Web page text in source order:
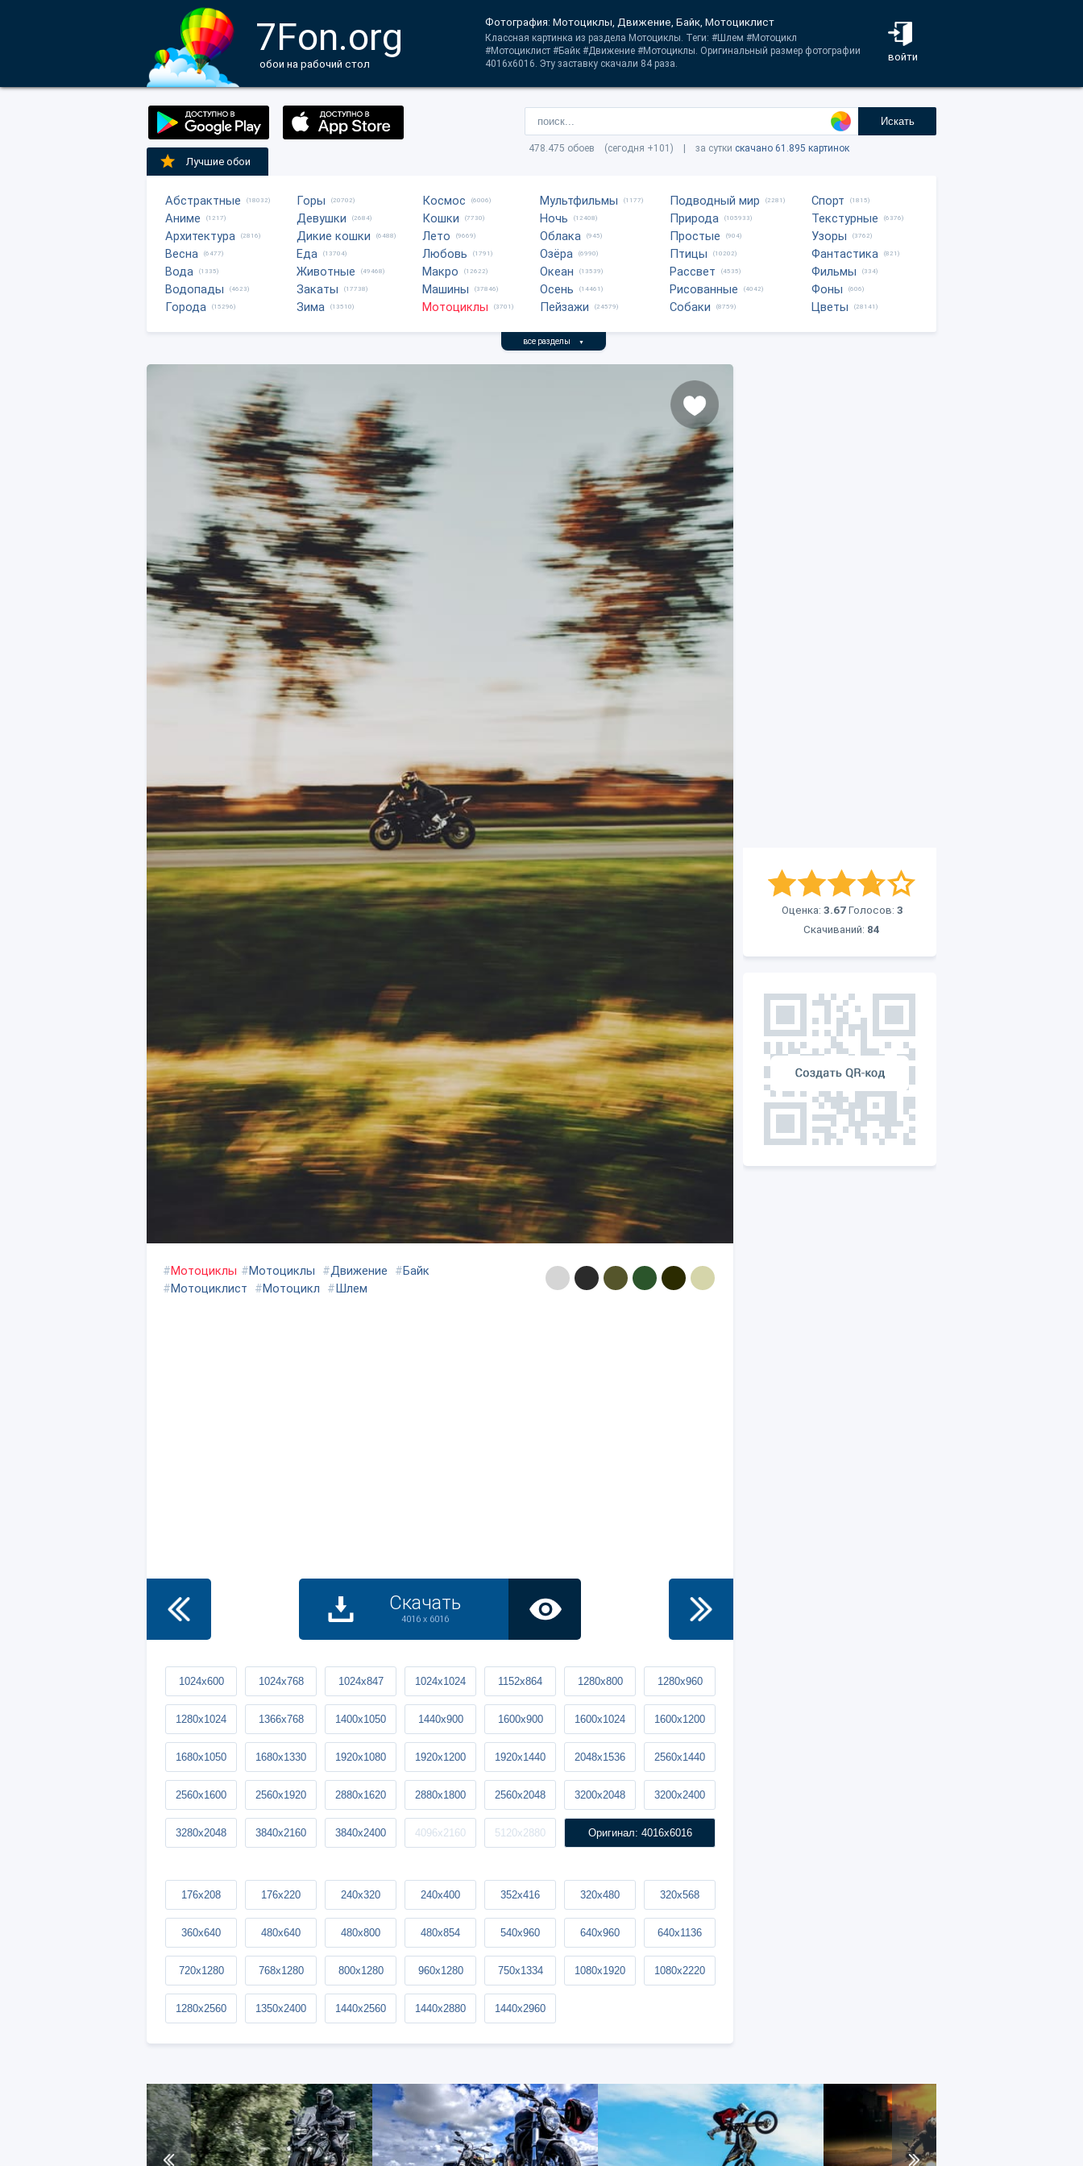
7Fon.org
обои на рабочий стол
войти
Фотография: Мотоциклы, Движение, Байк, Мотоциклист
Классная картинка из раздела Мотоциклы. Теги: #Шлем #Мотоцикл
#Мотоциклист #Байк #Движение #Мотоциклы. Оригинальный размер фотографии
4016x6016. Эту заставку скачали 84 раза.
Искать
478.475 обоев (сегодня +101) | за сутки скачано 61.895 картинок
Лучшие обои
Абстрактные (18032)
Аниме (1217)
Архитектура (2816)
Весна (6477)
Вода (1335)
Водопады (4623)
Города (15296)
Горы (20702)
Девушки (2684)
Дикие кошки (6488)
Еда (13704)
Животные (49468)
Закаты (17738)
Зима (13510)
Космос (6006)
Кошки (7730)
Лето (9669)
Любовь (1791)
Макро (12622)
Машины (37846)
Мотоциклы (3701)
Мультфильмы (1177)
Ночь (12408)
Облака (945)
Озёра (6990)
Океан (13539)
Осень (14461)
Пейзажи (24579)
Подводный мир (2281)
Природа (105933)
Простые (904)
Птицы (10202)
Рассвет (4535)
Рисованные (4042)
Собаки (8759)
Спорт (1815)
Текстурные (6376)
Узоры (3762)
Фантастика (821)
Фильмы (334)
Фоны (606)
Цветы (28141)
все разделы ▼
Оценка: 3.67 Голосов: 3
Скачиваний: 84
#Мотоциклы #Мотоциклы #Движение #Байк
#Мотоциклист #Мотоцикл #Шлем
Скачать
4016 x 6016
1024x600 1024x768 1024x847 1024x1024 1152x864 1280x800 1280x960
1280x1024 1366x768 1400x1050 1440x900 1600x900 1600x1024 1600x1200
1680x1050 1680x1330 1920x1080 1920x1200 1920x1440 2048x1536 2560x1440
2560x1600 2560x1920 2880x1620 2880x1800 2560x2048 3200x2048 3200x2400
3280x2048 3840x2160 3840x2400 4096x2160 5120x2880 Оригинал: 4016x6016
176x208 176x220 240x320 240x400 352x416 320x480 320x568
360x640 480x640 480x800 480x854 540x960 640x960 640x1136
720x1280 768x1280 800x1280 960x1280 750x1334 1080x1920 1080x2220
1280x2560 1350x2400 1440x2560 1440x2880 1440x2960